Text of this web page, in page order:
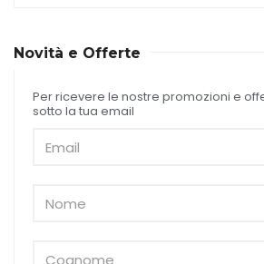
Novità e Offerte
Per ricevere le nostre promozioni e
sotto la tua email